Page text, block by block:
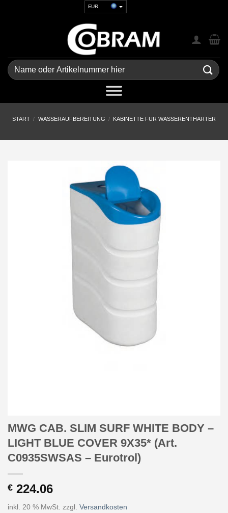
EUR
GBP
CHF
UAH
Suchen
nach:
START / WASSERAUFBEREITUNG / KABINETTE FÜR WASSERENTHÄRTER
MWG CAB. SLIM SURF WHITE BODY –
LIGHT BLUE COVER 9X35* (Art.
C0935SWSAS – Eurotrol)
€ 224.06
inkl. 20 % MwSt. zzgl. Versandkosten